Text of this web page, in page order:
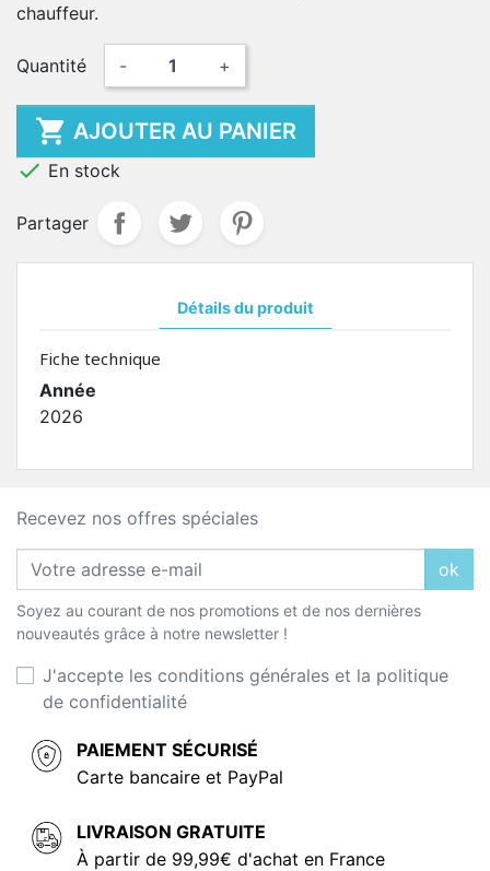
chauffeur.
Quantité - +
 AJOUTER AU PANIER
 En stock
Partager
Détails du produit
Fiche technique
Année
2026
Recevez nos offres spéciales
ok
Soyez au courant de nos promotions et de nos dernières
nouveautés grâce à notre newsletter !
J'accepte les conditions générales et la politique
de confidentialité
PAIEMENT SÉCURISÉ
Carte bancaire et PayPal
LIVRAISON GRATUITE
À partir de 99,99€ d'achat en France